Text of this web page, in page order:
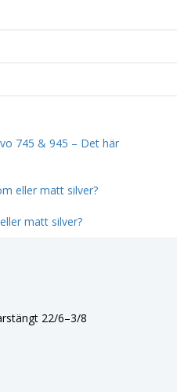
745 & 945 – Det här
eller matt silver?
matt silver?
22/6–3/8